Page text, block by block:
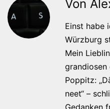
Von
Einst habe
Würzburg
Mein
grandiosen
Poppitz:
neet“ –
Gedanken